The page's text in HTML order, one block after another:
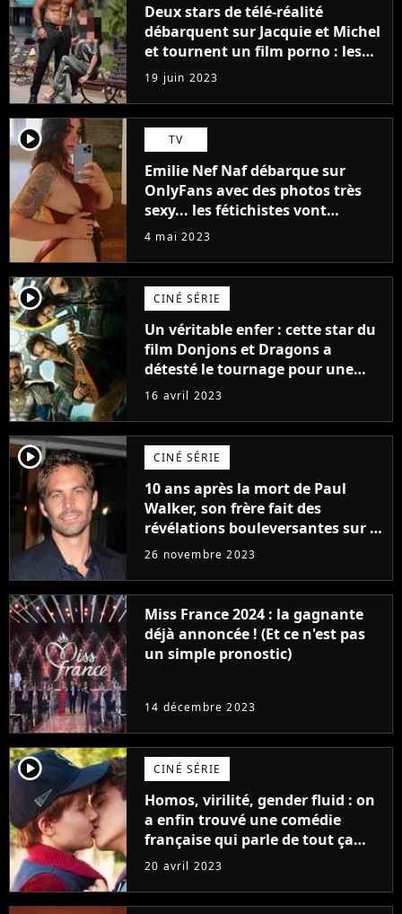
Deux stars de télé-réalité
débarquent sur Jacquie et Michel
et tournent un film porno : les
premières images du tournage
(exclu)
19 juin 2023
player2 TV
Emilie Nef Naf débarque sur
OnlyFans avec des photos très
sexy... les fétichistes vont
prendre leur pied !
4 mai 2023
player2 CINÉ SÉRIE
Un véritable enfer : cette star du
film Donjons et Dragons a
détesté le tournage pour une
raison très spéciale
16 avril 2023
player2 CINÉ SÉRIE
10 ans après la mort de Paul
Walker, son frère fait des
révélations bouleversantes sur la
réaction des acteurs de Fast and
26 novembre 2023
Miss France 2024 : la gagnante
déjà annoncée ! (Et ce n'est pas
un simple pronostic)
14 décembre 2023
player2 CINÉ SÉRIE
Homos, virilité, gender fluid : on
a enfin trouvé une comédie
française qui parle de tout ça
sans être super ringarde
20 avril 2023